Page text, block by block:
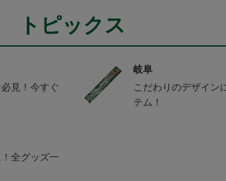
トピックス
見！今すぐ
岐阜
こだわりのデザイン
テム！
全グッズ一